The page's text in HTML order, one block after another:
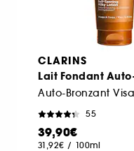
CLARINS
Lait Fondant
55
39,90€
31,92€ / 100ml